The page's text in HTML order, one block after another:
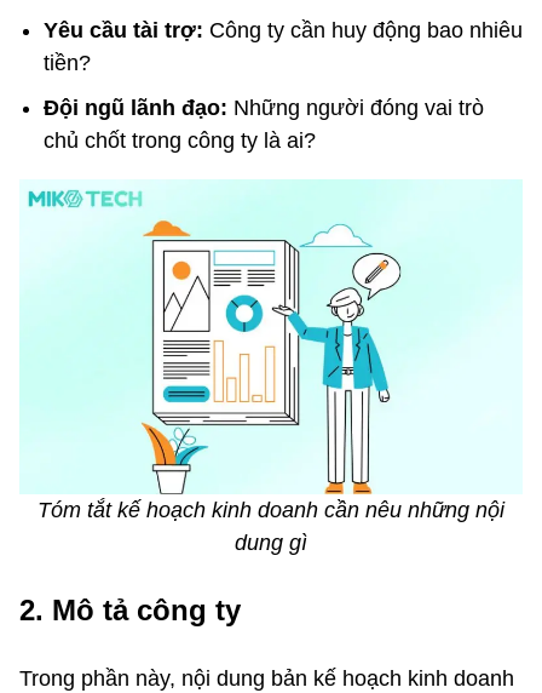
Yêu cầu tài trợ: Công ty cần huy động bao nhiêu
tiền?
Đội ngũ lãnh đạo: Những người đóng vai trò
chủ chốt trong công ty là ai?
Tóm tắt kế hoạch kinh doanh cần nêu những nội
dung gì
2. Mô tả công ty
Trong phần này, nội dung bản kế hoạch kinh doanh